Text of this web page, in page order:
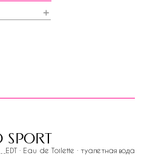
＋
sport
EDT · Eau de Toilette · туалетная вода